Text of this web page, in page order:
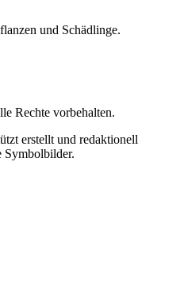
und Schädlinge.
Rechte vorbehalten.
erstellt und redaktionell
Symbolbilder.